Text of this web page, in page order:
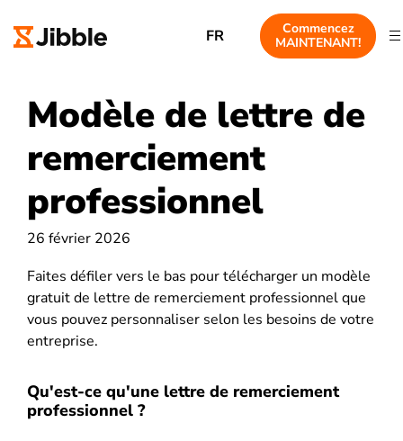
FR
Commencez
MAINTENANT!
Modèle de lettre de
remerciement
professionnel
26 février 2026
Faites défiler vers le bas pour télécharger un modèle
gratuit de lettre de remerciement professionnel que
vous pouvez personnaliser selon les besoins de votre
entreprise.
Qu'est-ce qu'une lettre de remerciement
professionnel ?